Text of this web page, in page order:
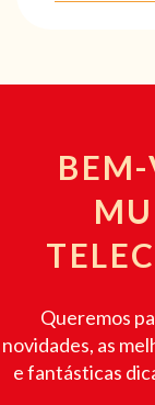
Queremos
novidades, as
e fantásticas